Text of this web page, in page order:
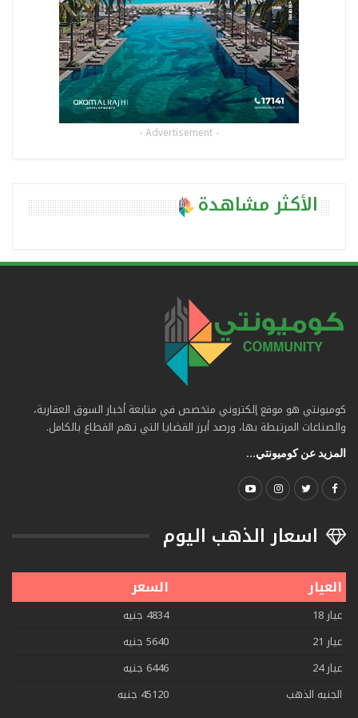
- Advertisement -
الأكثر مشاهدة
كوميونتي هو موقع إلكتروني متخصص في متابعة أخبار السوق العقارية،
والصناعات المرتبطة بها، ورصد أبرز القضايا التي تهم القطاع بالكامل.
المزيد عن كوميونتي...
اسعار الذهب اليوم
العيار السعر
عيار 18
4834 جنيه
عيار 21
5640 جنيه
عيار 24
6446 جنيه
الجنيه الذهب
45120 جنيه